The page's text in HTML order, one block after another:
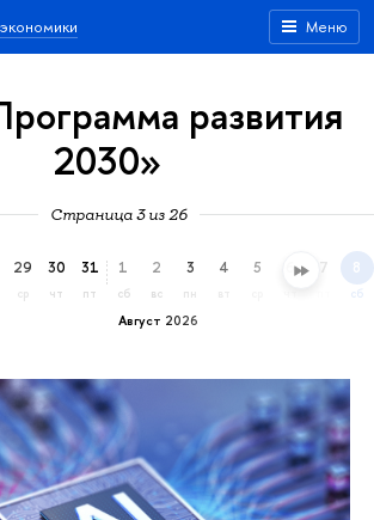
Меню
развития
2030»
Страница 3 из 26
29
ср
30
чт
31
пт
Август 2026
1
сб
2
вс
3
пн
4 5 6 7 8
сб